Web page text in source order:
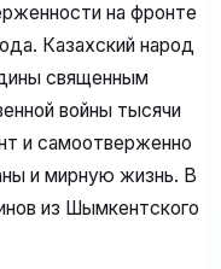
на фронте
Казахский народ
священным
войны тысячи
и самоотверженно
и мирную жизнь. В
из Шымкентского